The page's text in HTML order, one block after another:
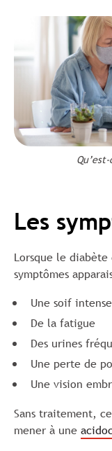
Les
Lorsque le
symptômes
Une soif intense
De la fatigue
Des urines
Une perte de
Une vision
Sans traitement,
mener à une